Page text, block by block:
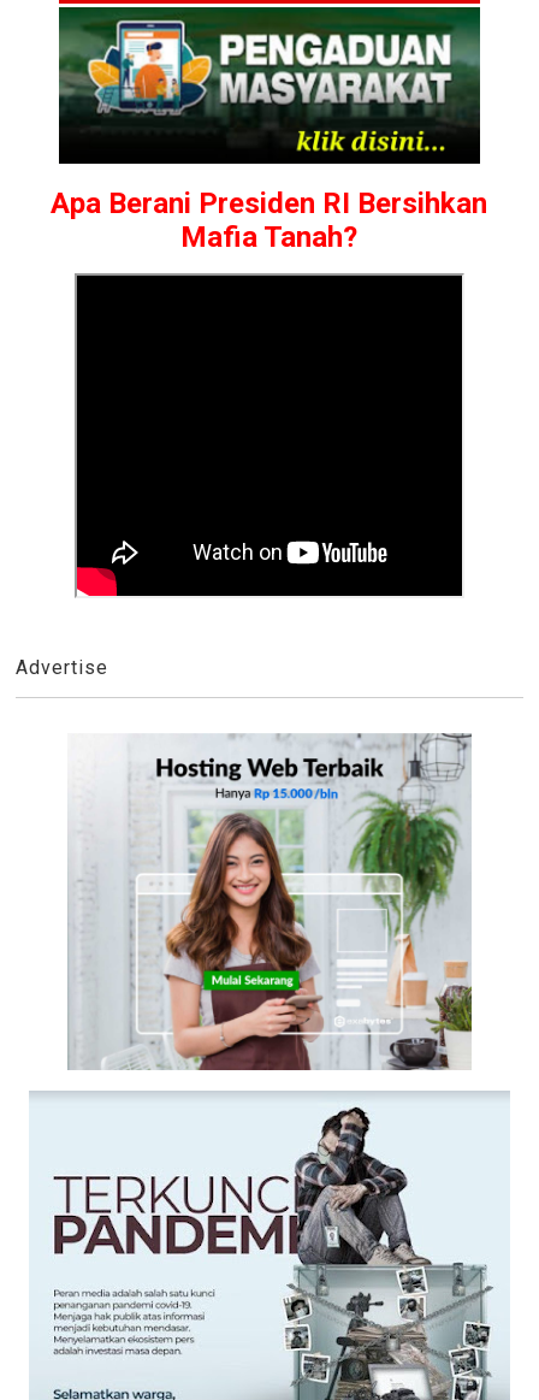
Apa Berani Presiden RI Bersihkan
Mafia Tanah?
Advertise